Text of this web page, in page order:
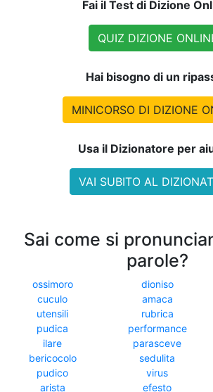
Fai il Test di Dizione
QUIZ DIZIONE
Hai bisogno di un
MINICORSO DI DIZIONE
Usa il Dizionatore per
VAI SUBITO AL
Sai come si
parole?
ossimoro dioniso
cuculo
amaca
utensili
rubrica
pudica
performance
ilare
parasceve
bericocolo
sedulita
pudico
virus
arista
efesto